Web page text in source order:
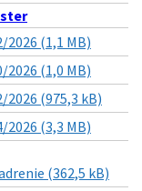
2026 (1,1 MB)
2026 (1,0 MB)
2026 (975,3 kB)
2026 (3,3 MB)
(362,5 kB)